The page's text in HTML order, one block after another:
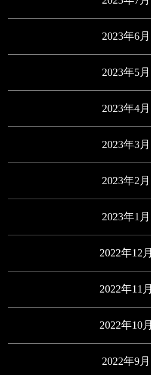
2023年6月
2023年5月
2023年4月
2023年3月
2023年2月
2023年1月
2022年12月
2022年11月
2022年10月
2022年9月